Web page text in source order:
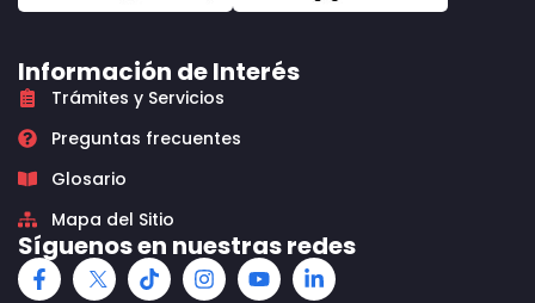
Información de Interés
Trámites y Servicios
Preguntas frecuentes
Glosario
Mapa del Sitio
Síguenos en nuestras redes